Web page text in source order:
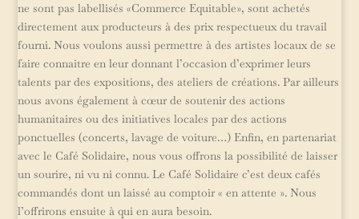
ne sont pas labellisés «Commerce Equitable», sont achetés
directement aux producteurs à des prix respectueux du travail
fourni. Nous voulons aussi permettre à des artistes locaux de se
faire connaitre en leur donnant l’occasion d’exprimer leurs
talents par des expositions, des ateliers de créations. Par ailleurs
nous avons également à cœur de soutenir des actions
humanitaires ou des initiatives locales par des actions
ponctuelles (concerts, lavage de voiture…) Enfin, en partenariat
avec le Café Solidaire, nous vous offrons la possibilité de laisser
un sourire, ni vu ni connu. Le Café Solidaire c’est deux cafés
commandés dont un laissé au comptoir « en attente ». Nous
l’offrirons ensuite à qui en aura besoin.